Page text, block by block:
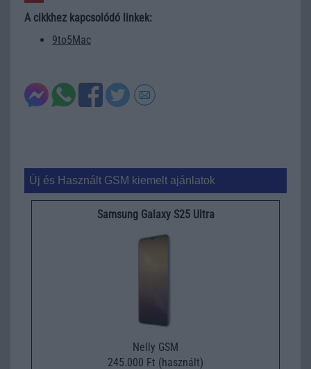
A cikkhez kapcsolódó linkek:
9to5Mac
Új és Használt GSM kiemelt ajánlatok
Samsung Galaxy S25 Ultra
Nelly GSM
245.000 Ft (használt)